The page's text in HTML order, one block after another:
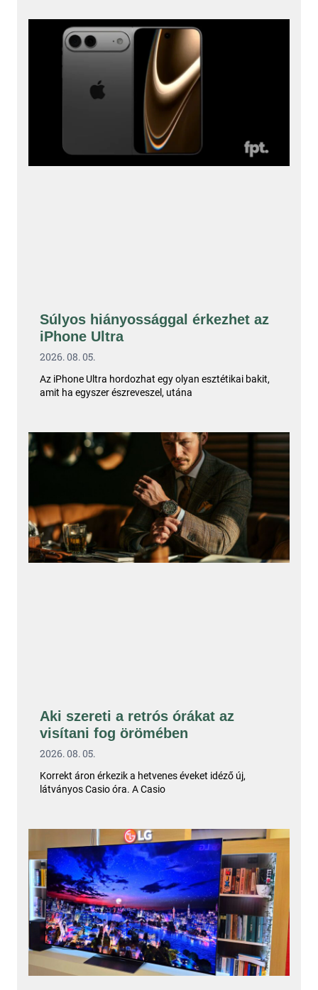
Súlyos hiányossággal érkezhet az
iPhone Ultra
2026. 08. 05.
Az iPhone Ultra hordozhat egy olyan esztétikai bakit,
amit ha egyszer észreveszel, utána
Aki szereti a retrós órákat az
visítani fog örömében
2026. 08. 05.
Korrekt áron érkezik a hetvenes éveket idéző új,
látványos Casio óra. A Casio